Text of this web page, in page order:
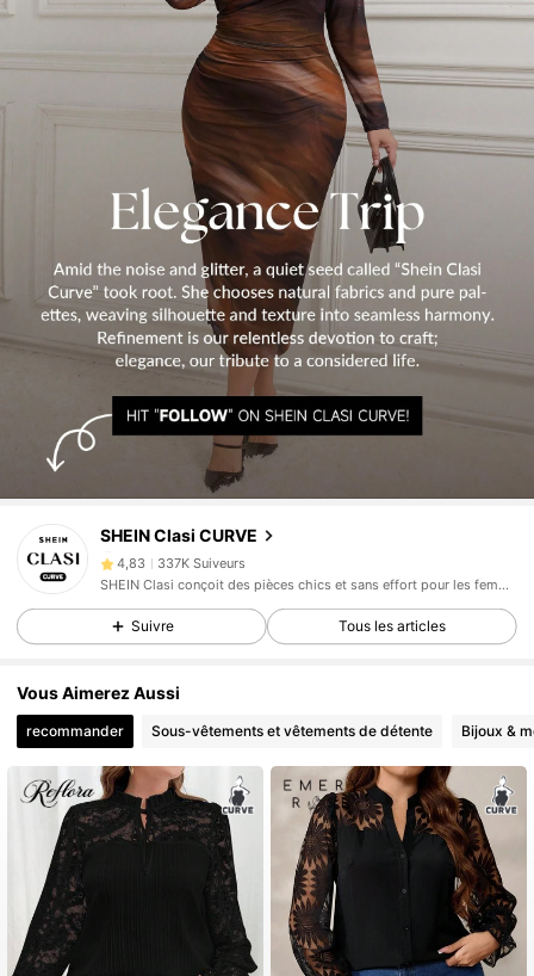
SHEIN Clasi CURVE
4,83 337K Suiveurs
4,83 337K Suiveurs
4,83
4,83 337K Suiveurs
4,83 337K Suiveurs
337K Suiveurs
337K Suiveurs
SHEIN Clasi conçoit des pièces chics et sans effort pour les femmes qui recherchent un look élevé.
Suivre Tous les articles
Vous Aimerez Aussi
recommander Sous-vêtements et vêtements de détente Bijoux &